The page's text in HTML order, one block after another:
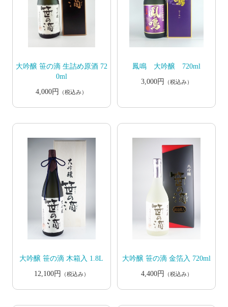
大吟醸 笹の滴 生詰め原酒 72
0ml
4,000円
（税込み）
鳳鳴 大吟醸 720ml
3,000円
（税込み）
大吟醸 笹の滴 木箱入 1.8L
12,100円
（税込み）
大吟醸 笹の滴 金箔入 720ml
4,400円
（税込み）